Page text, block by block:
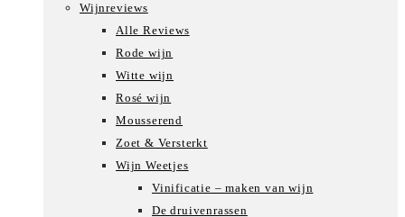
Wijnreviews
Alle Reviews
Rode wijn
Witte wijn
Rosé wijn
Mousserend
Zoet & Versterkt
Wijn Weetjes
Vinificatie – maken van wijn
De druivenrassen